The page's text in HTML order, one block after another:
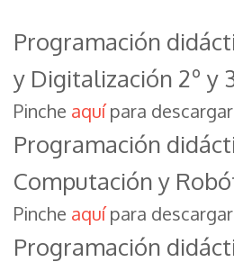
la
navegación
Programación
y Digitalización 2º y
Pinche aquípara
Programación
Computación y
Pinche aquípara
Programación